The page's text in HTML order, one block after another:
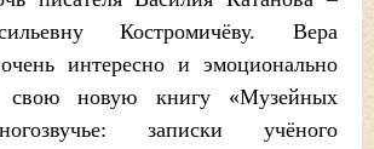
Костромичёву. Вера
интересно и эмоционально
свою новую книгу «Музейных
записки учёного